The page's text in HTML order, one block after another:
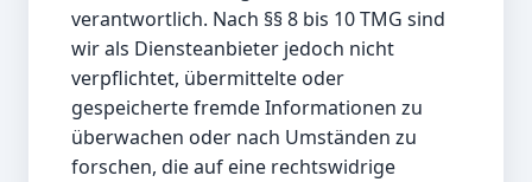
verantwortlich. Nach §§ 8 bis 10 TMG sind
wir als Diensteanbieter jedoch nicht
verpflichtet, übermittelte oder
gespeicherte fremde Informationen zu
überwachen oder nach Umständen zu
forschen, die auf eine rechtswidrige